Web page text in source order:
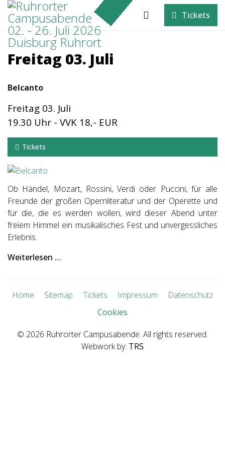
Tickets
Freitag 03. Juli
Belcanto
Freitag 03. Juli
19.30 Uhr - VVK 18,- EUR
Tickets
Ob Händel, Mozart, Rossini, Verdi oder Puccini, für alle
Freunde der großen Opernliteratur und der Operette und
für die, die es werden wollen, wird dieser Abend unter
freiem Himmel ein musikalisches Fest und unvergessliches
Erlebnis.
Weiterlesen …
Home Sitemap Tickets Impressum
Datenschutz
Cookies
© 2026 Ruhrorter Campusabende. All rights reserved.
Webwork by: TRS